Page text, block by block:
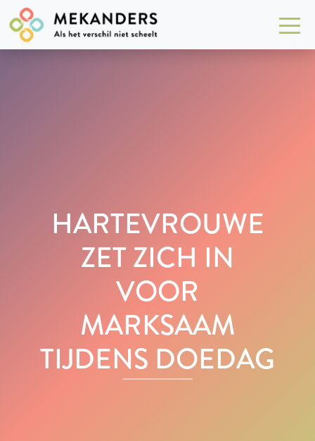
HARTEVROUWE
ZET ZICH IN
VOOR
MARKSAAM
TIJDENS DOEDAG